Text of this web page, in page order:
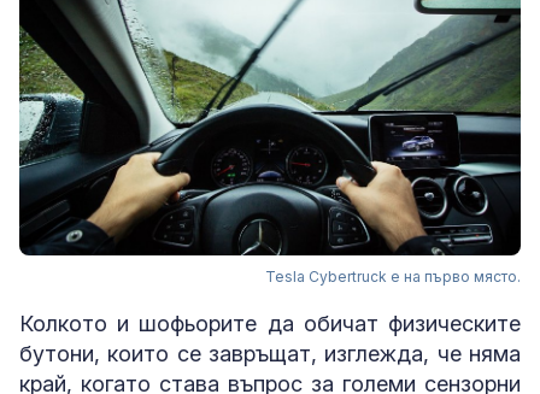
Tesla Cybertruck е на първо място.
Колкото и шофьорите да обичат физическите
бутони, които се завръщат, изглежда, че няма
край, когато става въпрос за големи сензорни